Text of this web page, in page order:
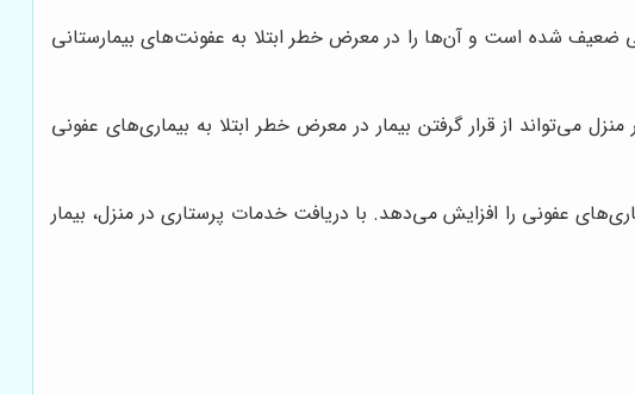
ضعیف شده است و آن‌ها را در معرض خطر ابتلا به عفونت‌های بیمارستانی
می‌تواند از قرار گرفتن بیمار در معرض خطر ابتلا به بیماری‌های عفونی
عفونی را افزایش می‌دهد. با دریافت خدمات پرستاری در منزل، بیمار